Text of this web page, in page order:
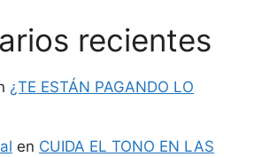
recientes
¿TE ESTÁN PAGANDO LO
en CUIDA EL TONO EN LAS